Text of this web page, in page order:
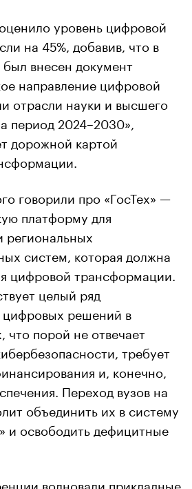
уровень цифровой
на 45%, добавив, что в
был внесен документ
направление цифровой
отрасли науки и высшего
период 2024–2030»,
дорожной картой
говорили про «ГосТех» —
платформу для
региональных
систем, которая должна
цифровой трансформации.
целый ряд
решений в
что порой не отвечает
требует
и, конечно,
Переход вузов на
объединить их в систему
и освободить дефицитные
волновали прикладные